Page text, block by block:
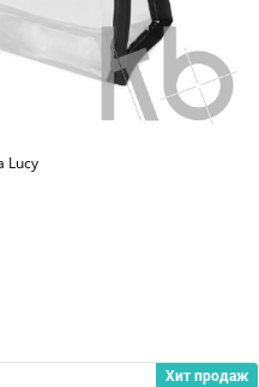
Lucy
Хит продаж